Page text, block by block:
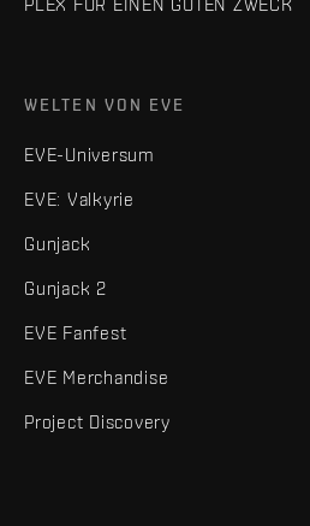
PLEX FÜR EINEN GUTEN ZWECK
WELTEN VON EVE
EVE-Universum
EVE: Valkyrie
Gunjack
Gunjack 2
EVE Fanfest
EVE Merchandise
Project Discovery